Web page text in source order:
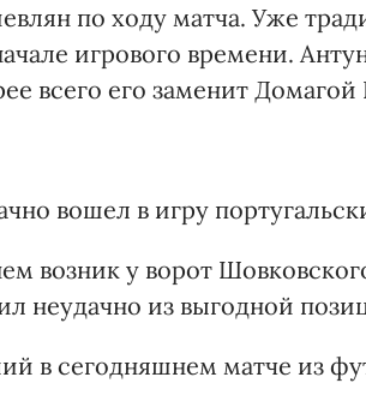
по ходу матча. Уже
игрового времени.
всего его заменит Домагой
вошел в игру
возник у ворот
неудачно из выгодной
в сегодняшнем матче из